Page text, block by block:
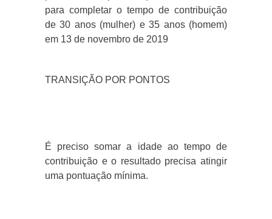
para completar o tempo de contribuição
de 30 anos (mulher) e 35 anos (homem)
em 13 de novembro de 2019
TRANSIÇÃO POR PONTOS
É preciso somar a idade ao tempo de
contribuição e o resultado precisa atingir
uma pontuação mínima.